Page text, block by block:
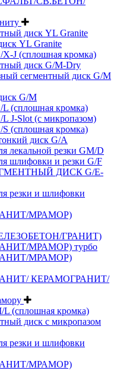
диск YL Granite
YL Granite
J (сплошная кромка)
диск G/M-Dry
сегментный диск G/M
G/M
(сплошная кромка)
J-Slot (с микропазом)
(сплошная кромка)
диск G/A
лекальной резки GM/D
шлифовки и резки G/F
ДИСК G/E-
резки и шлифовки
МРАМОР)
ГРАНИТ)
МРАМОР) турбо
МРАМОР)
КЕРАМОГРАНИТ/
(сплошная кромка)
диск с микропазом
резки и шлифовки
МРАМОР)